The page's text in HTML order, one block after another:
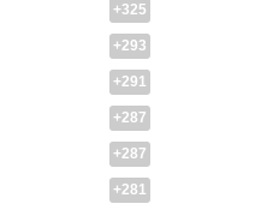
+325
+293
+291
+287
+287
+281